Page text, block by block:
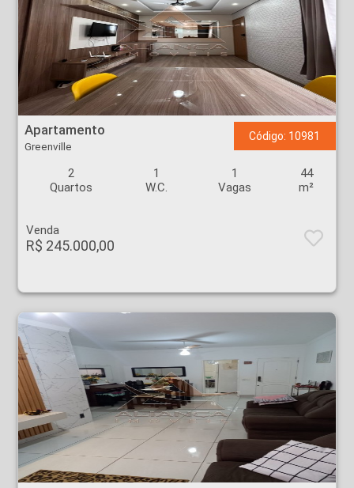
Apartamento - Greenville - Ribeirão Preto
Apartamento
Greenville
Código: 10981
2
Quartos
1
W.C.
1
Vagas
44
m²
Venda
R$ 245.000,00
Apartamento - Monte Alegre - Ribeirão Preto